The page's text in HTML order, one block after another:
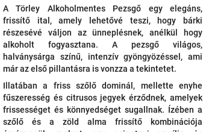
ből
0,0
csillag.
A Törley Alkoholmentes Pezsgő egy elegáns,
frissítő ital, amely lehetővé teszi, hogy bárki
részesévé váljon az ünneplésnek, anélkül hogy
alkoholt fogyasztana.
A pezsgő világos,
halványsárga színű, intenzív gyöngyözéssel, ami
már az első pillantásra is vonzza a tekintetet.
Illatában a friss szőlő dominál, mellette enyhe
fűszeresség és citrusos jegyek érződnek, amelyek
frissességet és könnyedséget sugallnak. Ízében a
szőlő és a zöld alma frissítő kombinációja